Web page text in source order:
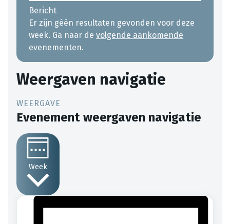
Bericht
Er zijn géén resultaten gevonden voor deze
week. Ga naar de volgende aankomende
evenementen.
Weergaven navigatie
Evenement weergaven navigatie
Week